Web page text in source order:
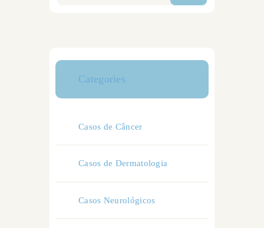
Categories
Casos de Câncer
Casos de Dermatologia
Casos Neurológicos